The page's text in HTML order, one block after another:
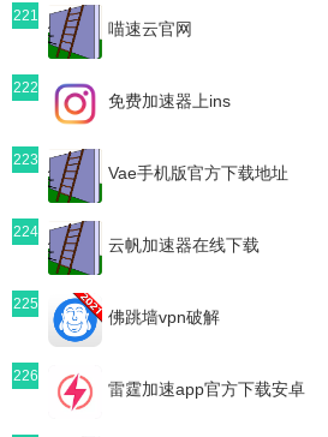
221
喵速云官网
222
免费加速器上ins
223
Vae手机版官方下载地址
224
云帆加速器在线下载
225
佛跳墙vpn破解
226
雷霆加速app官方下载安卓